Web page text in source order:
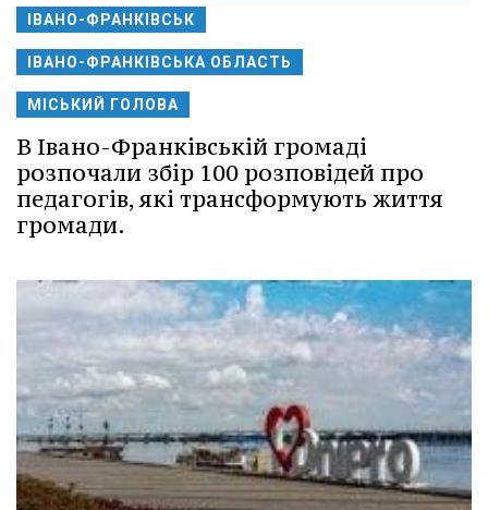
ІВАНО-ФРАНКІВСЬК
ІВАНО-ФРАНКІВСЬКА ОБЛАСТЬ
МІСЬКИЙ ГОЛОВА
В Івано-Франківській громаді
розпочали збір 100 розповідей про
педагогів, які трансформують життя
громади.